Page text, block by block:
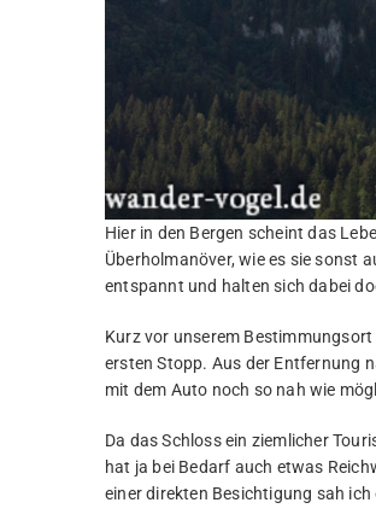
Hier in den Bergen scheint das
Überholmanöver, wie es sie sonst
entspannt und halten sich dabei
Kurz vor unserem
ersten Stopp. Aus der Entfernung
mit dem Auto noch so nah wie
Da das Schloss ein ziemlicher
hat ja bei Bedarf auch etwas
einer direkten Besichtigung sah